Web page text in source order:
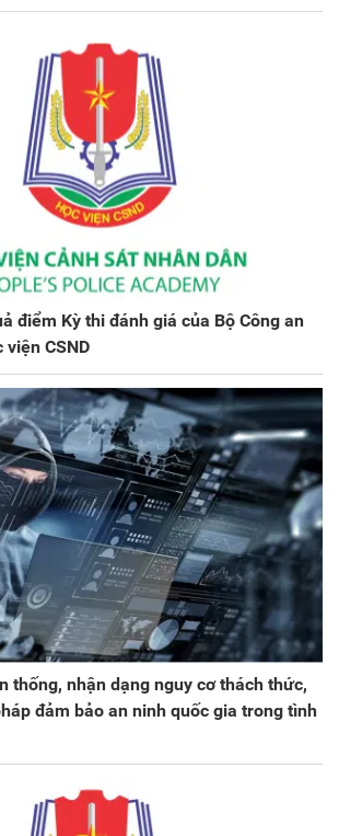
điểm Kỳ thi đánh giá của Bộ Công an
CSND
thống, nhận dạng nguy cơ thách thức,
đảm bảo an ninh quốc gia trong tình